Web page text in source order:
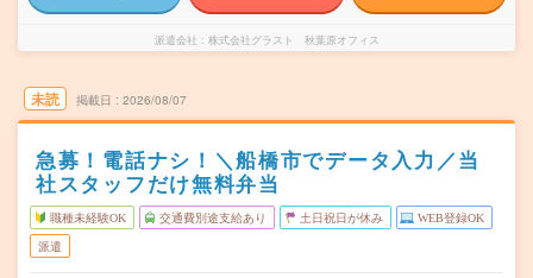
派遣会社 株式会社グラスト 秋葉原オフィス
未読 掲載日 2026/08/07
急募！電話ナシ！＼船橋市でデータ入力／当
社スタッフだけ無料弁当
職種未経験OK 交通費別途支給あり 土日祝日が休み WEB登録OK
派遣